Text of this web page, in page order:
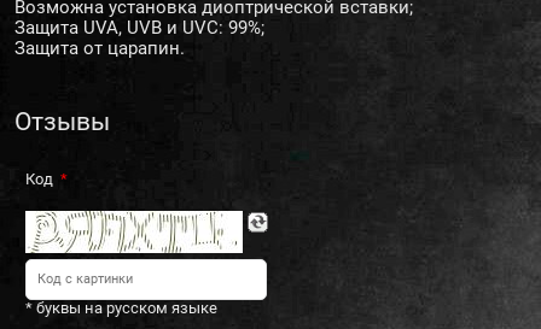
Возможна установка диоптрической вставки;
Защита UVA, UVB и UVC: 99%;
Защита от царапин.
Отзывы
Код
* буквы на русском языке